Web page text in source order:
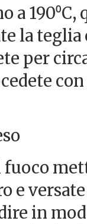
190⁰C,
la teglia
per
fuoco
e
in